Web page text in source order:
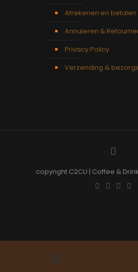
Afrekenen en betalen
Annuleren &
Privacy Policy
Verzending &
copyright C2CU | Coffee &